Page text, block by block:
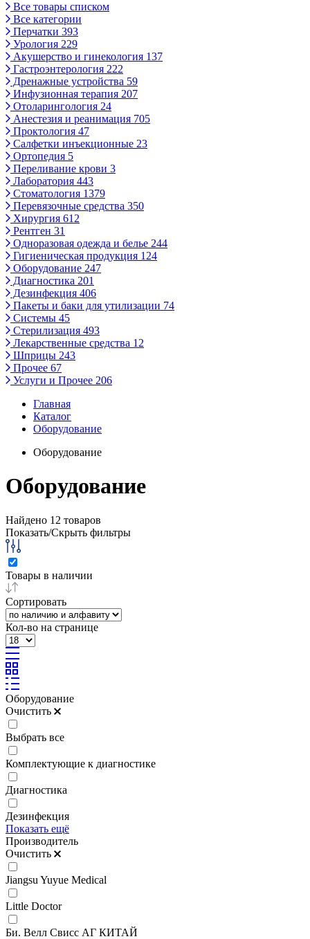
Все товары списком
Все категории
Перчатки 393
Урология 229
Акушерство и гинекология 137
Гастроэнтерология 222
Дренажные устройства 59
Инфузионная терапия 207
Отоларингология 24
Анестезия и реанимация 705
Проктология 47
Салфетки инъекционные 23
Ортопедия 5
Переливание крови 3
Лаборатория 443
Стоматология 1379
Перевязочные средства 350
Хирургия 612
Рентген 31
Одноразовая одежда и белье 244
Гигиеническая продукция 124
Оборудование 247
Диагностика 201
Дезинфекция 406
Пакеты и баки для утилизации 74
Системы 45
Стерилизация 493
Лекарственные средства 12
Шприцы 243
Прочее 67
Услуги и Прочее 206
Главная
Каталог
Оборудование
Оборудование
Оборудование
Найдено 12 товаров
Показать/Скрыть фильтры
Товары в наличии
Сортировать
Кол-во на странице
Оборудование
Очистить
Выбрать все
Комплектующие к диагностике
Диагностика
Дезинфекция
Показать ещё
Производитель
Очистить
Jiangsu Yuyue Medical
Little Doctor
Би. Велл Свисс АГ КИТАЙ